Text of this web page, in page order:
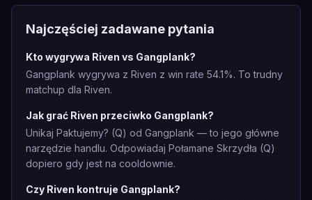
Najczęściej zadawane pytania
Kto wygrywa Riven vs Gangplank?
Gangplank wygrywa z Riven z win rate 54.1%. To trudny
matchup dla Riven.
Jak grać Riven przeciwko Gangplank?
Unikaj Paktujemy? (Q) od Gangplank — to jego główne
narzędzie handlu. Odpowiadaj Połamane Skrzydła (Q)
dopiero gdy jest na cooldownie.
Czy Riven kontruje Gangplank?